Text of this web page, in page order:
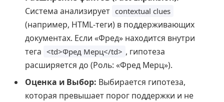
Система анализирует contextual clues
(например, HTML-теги) в поддерживающих
документах. Если «Фред» находится внутри
тега <td>Фред Мерц</td> , гипотеза
расширяется до (Роль: «Фред Мерц»).
Оценка и Выбор: Выбирается гипотеза,
которая превышает порог поддержки и не